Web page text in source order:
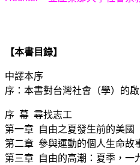
【本書目錄】
中譯本序 /道
序：本書對台灣社會（學）的
序 幕 尋找志工
第一章 自由之夏發生前的美國
第二章 參與運動的個人生命故
第三章 自由的高潮：夏季，一